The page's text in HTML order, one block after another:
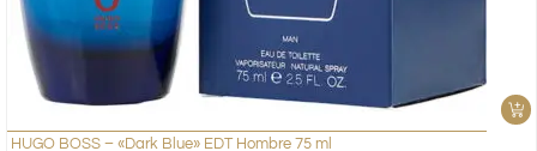
HUGO BOSS – «Dark Blue» EDT Hombre 75 ml